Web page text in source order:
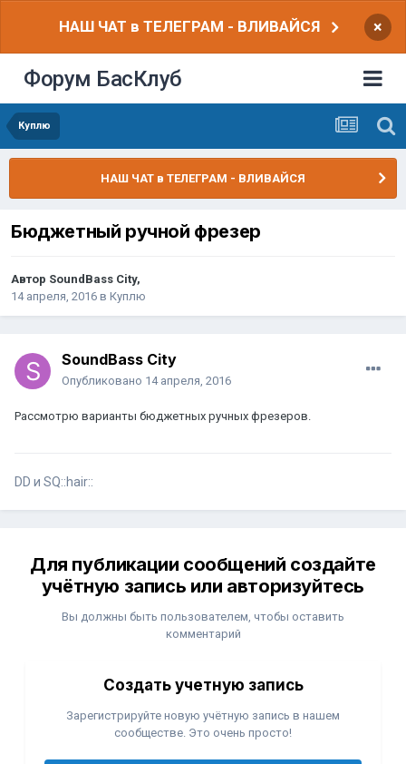
НАШ ЧАТ в ТЕЛЕГРАМ - ВЛИВАЙСЯ ×
Форум БасКлуб
Куплю
НАШ ЧАТ в ТЕЛЕГРАМ - ВЛИВАЙСЯ
Бюджетный ручной фрезер
Автор SoundBass City,
14 апреля, 2016 в Куплю
SoundBass City
Опубликовано 14 апреля, 2016
Рассмотрю варианты бюджетных ручных фрезеров.
DD и SQ::hair::
Для публикации сообщений создайте
учётную запись или авторизуйтесь
Вы должны быть пользователем, чтобы оставить
комментарий
Создать учетную запись
Зарегистрируйте новую учётную запись в нашем
сообществе. Это очень просто!